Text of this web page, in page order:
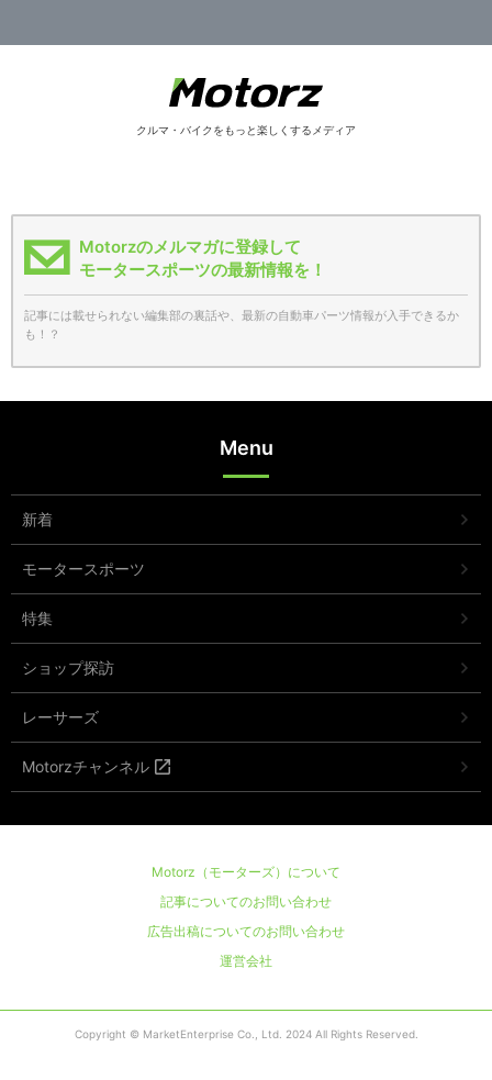
クルマ・バイクをもっと楽しくするメディア
Motorzのメルマガに登録して
モータースポーツの最新情報を！
記事には載せられない編集部の裏話や、最新の自動車パーツ情報が入手できるか
も！？
Menu
新着
モータースポーツ
特集
ショップ探訪
レーサーズ
Motorzチャンネル
Motorz（モーターズ）について
記事についてのお問い合わせ
広告出稿についてのお問い合わせ
運営会社
Copyright © MarketEnterprise Co., Ltd. 2024 All Rights Reserved.